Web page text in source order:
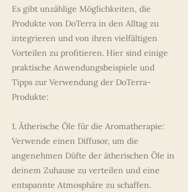
Es gibt unzählige Möglichkeiten, die
Produkte von DoTerra in den Alltag zu
integrieren und von ihren vielfältigen
Vorteilen zu profitieren. Hier sind einige
praktische Anwendungsbeispiele und
Tipps zur Verwendung der DoTerra-
Produkte:
1. Ätherische Öle für die Aromatherapie:
Verwende einen Diffusor, um die
angenehmen Düfte der ätherischen Öle in
deinem Zuhause zu verteilen und eine
entspannte Atmosphäre zu schaffen.